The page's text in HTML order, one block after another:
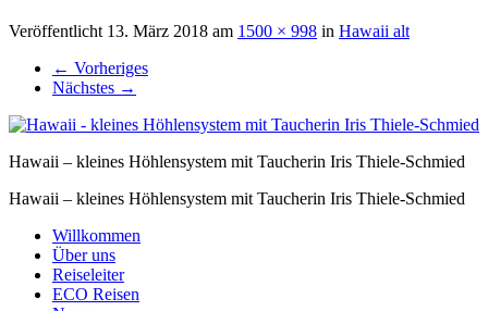
Veröffentlicht 13. März 2018 am 1500 × 998 in Hawaii alt
← Vorheriges
Nächstes →
Hawaii – kleines Höhlensystem mit Taucherin Iris Thiele-Schmied
Hawaii – kleines Höhlensystem mit Taucherin Iris Thiele-Schmied
Willkommen
Über uns
Reiseleiter
ECO Reisen